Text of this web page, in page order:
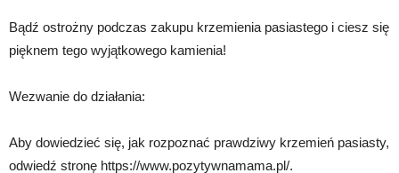
Bądź ostrożny podczas zakupu krzemienia pasiastego i ciesz się
pięknem tego wyjątkowego kamienia!
Wezwanie do działania:
Aby dowiedzieć się, jak rozpoznać prawdziwy krzemień pasiasty,
odwiedź stronę https://www.pozytywnamama.pl/.